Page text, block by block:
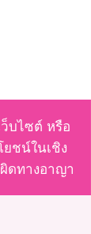
บไซต์ หรือ
ชน์ในเชิง
ดทางอาญา